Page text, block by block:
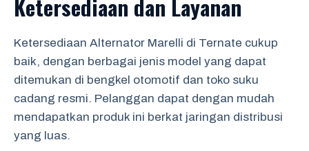
Ketersediaan dan Layanan
Ketersediaan Alternator Marelli di Ternate cukup
baik, dengan berbagai jenis model yang dapat
ditemukan di bengkel otomotif dan toko suku
cadang resmi. Pelanggan dapat dengan mudah
mendapatkan produk ini berkat jaringan distribusi
yang luas.